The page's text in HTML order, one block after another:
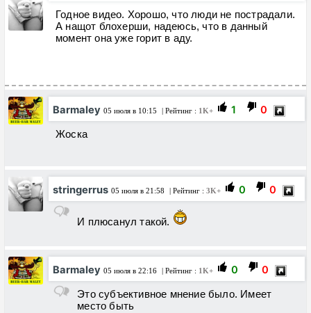
Годное видео. Хорошо, что люди не пострадали.
А нащот блохерши, надеюсь, что в данный
момент она уже горит в аду.
Barmaley 05 июля в 10:15 | Рейтинг : 1K+ 1 0
Жоска
stringerrus 05 июля в 21:58 | Рейтинг : 3K+ 0 0
И плюсанул такой.
Barmaley 05 июля в 22:16 | Рейтинг : 1K+ 0 0
Это субъективное мнение было. Имеет
место быть